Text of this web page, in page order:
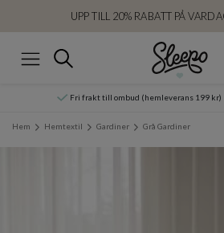
UPP TILL 20% RABATT PÅ
Sök
Fri frakt till ombud (hemleverans 199 kr)
Hem Hemtextil Gardiner Grå Gardiner